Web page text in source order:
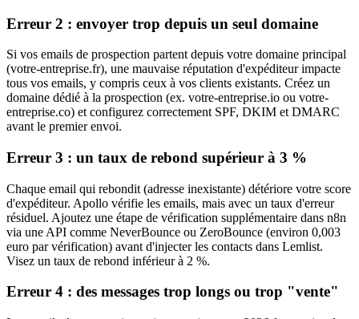
Erreur 2 : envoyer trop depuis un seul domaine
Si vos emails de prospection partent depuis votre domaine principal
(votre-entreprise.fr), une mauvaise réputation d'expéditeur impacte
tous vos emails, y compris ceux à vos clients existants. Créez un
domaine dédié à la prospection (ex. votre-entreprise.io ou votre-
entreprise.co) et configurez correctement SPF, DKIM et DMARC
avant le premier envoi.
Erreur 3 : un taux de rebond supérieur à 3 %
Chaque email qui rebondit (adresse inexistante) détériore votre score
d'expéditeur. Apollo vérifie les emails, mais avec un taux d'erreur
résiduel. Ajoutez une étape de vérification supplémentaire dans n8n
via une API comme NeverBounce ou ZeroBounce (environ 0,003
euro par vérification) avant d'injecter les contacts dans Lemlist.
Visez un taux de rebond inférieur à 2 %.
Erreur 4 : des messages trop longs ou trop "vente"